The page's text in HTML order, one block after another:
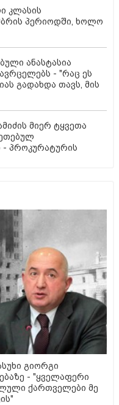
კლასის
პერიოდში, ხოლო
ანასტასია
- "რაც ეს
გადახდა თავს, მის
მიერ ტყვეთა
- პროკურატურის
გიორგი
- "ყველაფერი
ქართველები მე